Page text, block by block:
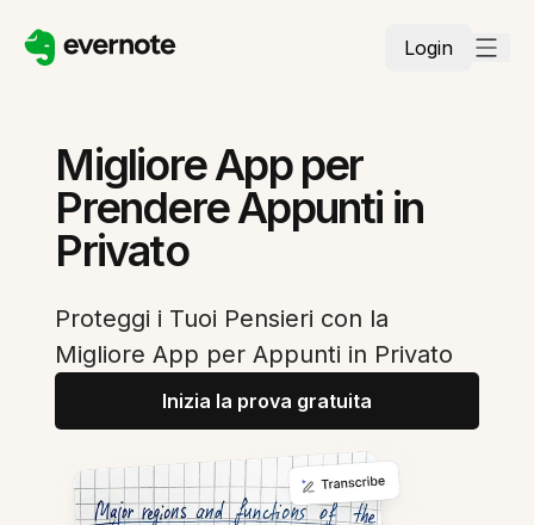
Login
Migliore App per
Prendere Appunti in
Privato
Proteggi i Tuoi Pensieri con la
Migliore App per Appunti in Privato
Inizia la prova gratuita